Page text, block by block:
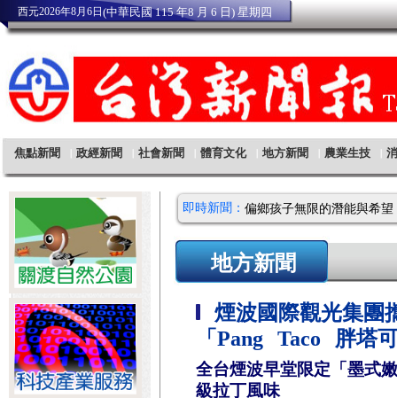
即時新聞：
地方新聞
煙波國際觀光集團
「Pang Taco 胖塔
全台煙波早堂限定「墨式
級拉丁風味